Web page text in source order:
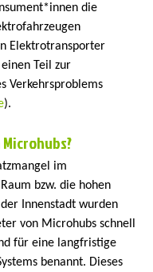
die
Elektrotransporter
Teil zur
Verkehrsproblems
).
im
bzw. die hohen
Innenstadt wurden
von Microhubs schnell
für eine langfristige
benannt. Dieses